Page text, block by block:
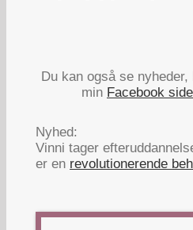
Du kan også se
min Facebook
Nyhed:
Vinni tager
er en revolutionerende